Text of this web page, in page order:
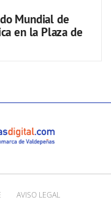
Mundial de
en la Plaza de
AVISO LEGAL